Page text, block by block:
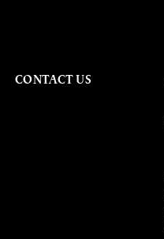
CONTACT US